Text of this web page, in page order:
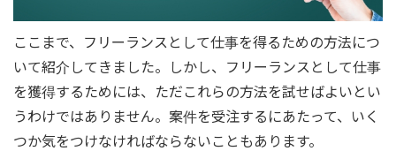
ここまで、フリーランスとして仕事を得るための方法につ
いて紹介してきました。しかし、フリーランスとして仕事
を獲得するためには、ただこれらの方法を試せばよいとい
うわけではありません。案件を受注するにあたって、いく
つか気をつけなければならないこともあります。